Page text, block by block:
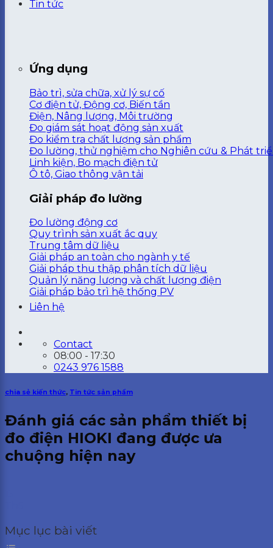
Tin tức
Ứng dụng
Bảo trì, sửa chữa, xử lý sự cố
Cơ điện tử, Động cơ, Biến tần
Điện, Nâng lượng, Môi trường
Đo giám sát hoạt động sản xuất
Đo kiểm tra chất lượng sản phẩm
Đo lường, thử nghiệm cho Nghiên cứu & Phát
Linh kiện, Bo mạch điện tử
Ô tô, Giao thông vận tải
Giải pháp đo lường
Đo lường động cơ
Quy trình sản xuất ắc quy
Trung tâm dữ liệu
Giải pháp an toàn cho ngành y tế
Giải pháp thu thập phân tích dữ liệu
Quản lý năng lượng và chất lượng điện
Giải pháp bảo trì hệ thống PV
Liên hệ
Contact
08:00 - 17:30
0243 976 1588
chia sẻ kiến thức, Tin tức sản phẩm
Đánh giá các sản phẩm thiết bị
đo điện HIOKI đang được ưa
chuộng hiện nay
Mục lục bài viết